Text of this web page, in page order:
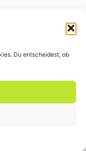
Du entscheidest, ob